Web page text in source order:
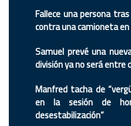
Fallece una persona
contra una camioneta
Samuel prevé una
división ya no será entre
Manfred tacha de
en la sesión de
desestabilización”